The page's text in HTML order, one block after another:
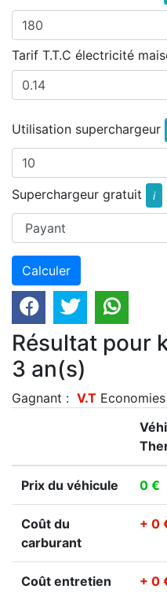
Tarif T.T.C électricité
Utilisation superchargeur
Superchargeur gratuit
i
Résultat pour
3 an(s)
Gagnant : V.T
Prix du véhicule 0 €
Coût du
carburant
+ 0
Coût entretien + 0